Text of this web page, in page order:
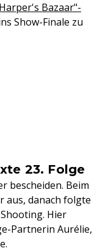
Bazaar"-
Show-Finale zu
23. Folge
bescheiden. Beim
aus, danach folgte
Hier
Partnerin Aurélie,